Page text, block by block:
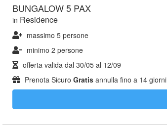
BUNGALOW 5 PAX
in Residence
massimo 5 persone
minimo 2 persone
offerta valida dal 30/05 al 12/09
Prenota Sicuro Gratis annulla fino a 14 giorni